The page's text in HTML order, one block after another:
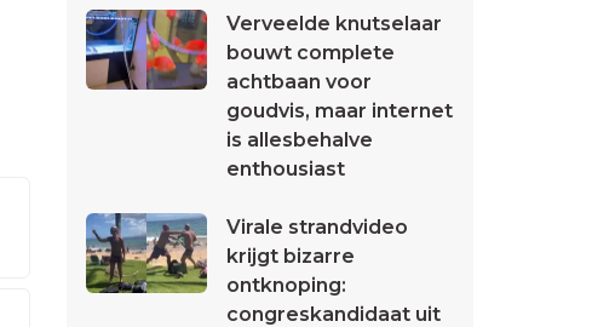
Verveelde knutselaar
bouwt complete
achtbaan voor
goudvis, maar internet
is allesbehalve
enthousiast
Virale strandvideo
krijgt bizarre
ontknoping:
congreskandidaat uit